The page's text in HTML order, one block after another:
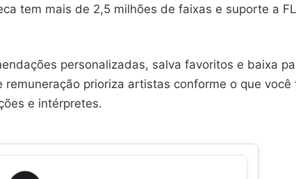
tem mais de 2,5 milhões de faixas e suporte a
personalizadas, salva favoritos e baixa
prioriza artistas conforme o que você
e intérpretes.